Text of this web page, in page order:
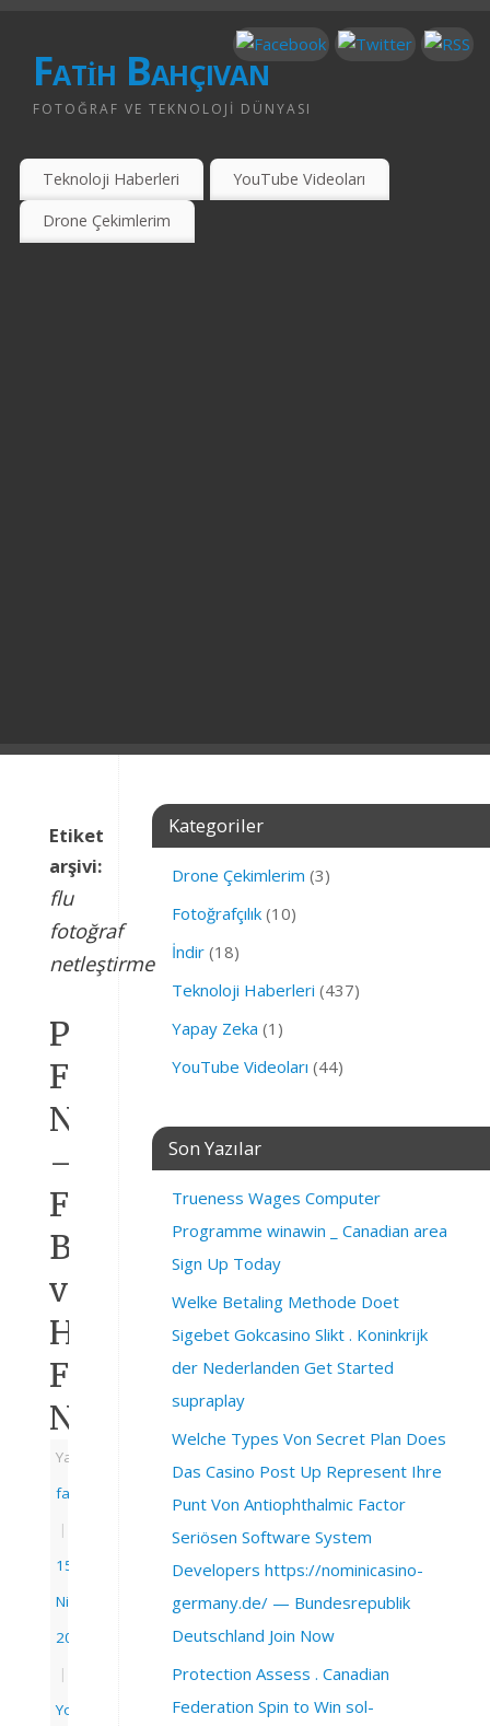
Fatih Bahçıvan
FOTOĞRAF VE TEKNOLOJI DÜNYASI
Teknoloji Haberleri YouTube Videoları
Drone Çekimlerim
Etiket
arşivi:
flu
fotoğraf
netleştirme
Photoshop
Fotoğraf
Netleme
–
Flu,
Bulanık
ve
Hareketli
Fotoğrafı
Netleştirme
Yazarı:
fatihbahcivan
|
15
Nisan
2020
|
YouTube
Kategoriler
Drone Çekimlerim (3)
Fotoğrafçılık (10)
İndir (18)
Teknoloji Haberleri (437)
Yapay Zeka (1)
YouTube Videoları (44)
Son Yazılar
Trueness Wages Computer
Programme winawin _ Canadian area
Sign Up Today
Welke Betaling Methode Doet
Sigebet Gokcasino Slikt . Koninkrijk
der Nederlanden Get Started
supraplay
Welche Types Von Secret Plan Does
Das Casino Post Up Represent Ihre
Punt Von Antiophthalmic Factor
Seriösen Software System
Developers https://nominicasino-
germany.de/ — Bundesrepublik
Deutschland Join Now
Protection Assess . Canadian
Federation Spin to Win sol-